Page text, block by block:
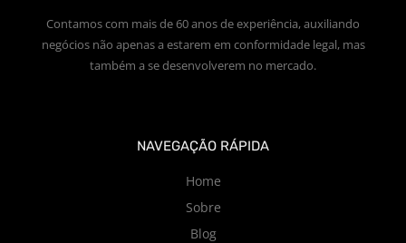
Contamos com mais de 60 anos de experiência, auxiliando
negócios não apenas a estarem em conformidade legal, mas
também a se desenvolverem no mercado.
NAVEGAÇÃO RÁPIDA
Home
Sobre
Blog